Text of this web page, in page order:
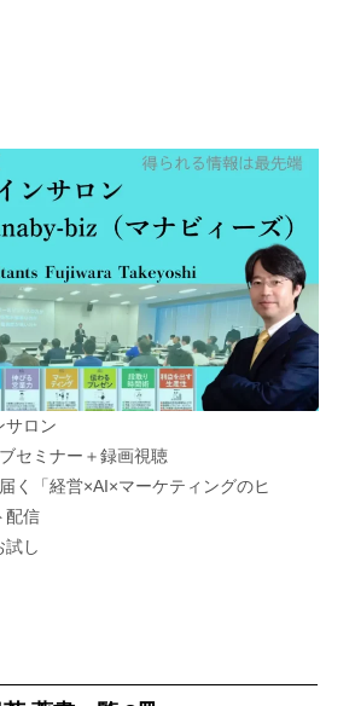
サロン
セミナー＋録画視聴
く「経営×AI×マーケティングのヒ
配信
し